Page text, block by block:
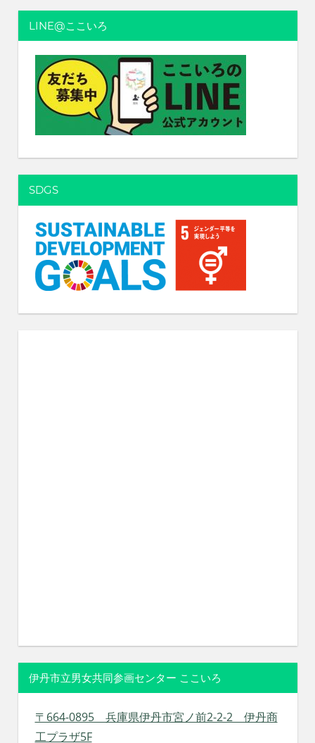
ョ
ン
LINE@ここいろ
SDGS
伊丹市立男女共同参画センター ここいろ
〒664-0895 兵庫県伊丹市宮ノ前2-2-2 伊丹商
工プラザ5F